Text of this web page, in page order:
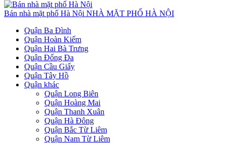
Bán nhà mặt phố Hà Nội NHÀ MẶT PHỐ HÀ NỘI
Quận Ba Đình
Quận Hoàn Kiếm
Quận Hai Bà Trưng
Quận Đống Đa
Quận Cầu Giấy
Quận Tây Hồ
Quận khác
Quận Long Biên
Quận Hoàng Mai
Quận Thanh Xuân
Quận Hà Đông
Quận Bắc Từ Liêm
Quận Nam Từ Liêm